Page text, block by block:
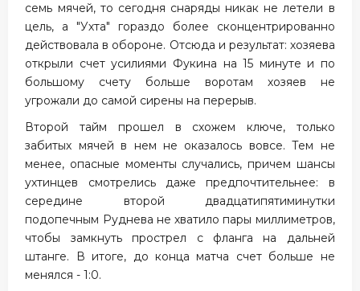
семь мячей, то сегодня снаряды никак не летели в
цель, а "Ухта" гораздо более сконцентрированно
действовала в обороне. Отсюда и результат: хозяева
открыли счет усилиями Фукина на 15 минуте и по
большому счету больше воротам хозяев не
угрожали до самой сирены на перерыв.
Второй тайм прошел в схожем ключе, только
забитых мячей в нем не оказалось вовсе. Тем не
менее, опасные моменты случались, причем шансы
ухтинцев смотрелись даже предпочтительнее: в
середине второй двадцатипятиминутки
подопечным Руднева не хватило пары миллиметров,
чтобы замкнуть прострел с фланга на дальней
штанге. В итоге, до конца матча счет больше не
менялся - 1:0.